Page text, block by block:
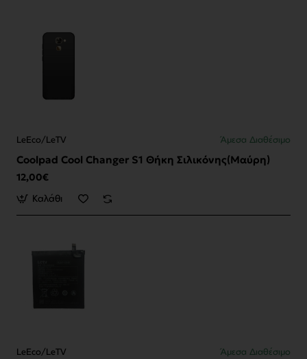
LeEco/LeTV Άμεσα Διαθέσιμο
Coolpad Cool Changer S1 Θήκη Σιλικόνης(Μαύρη)
12,00€
Καλάθι
LeEco/LeTV Άμεσα Διαθέσιμο